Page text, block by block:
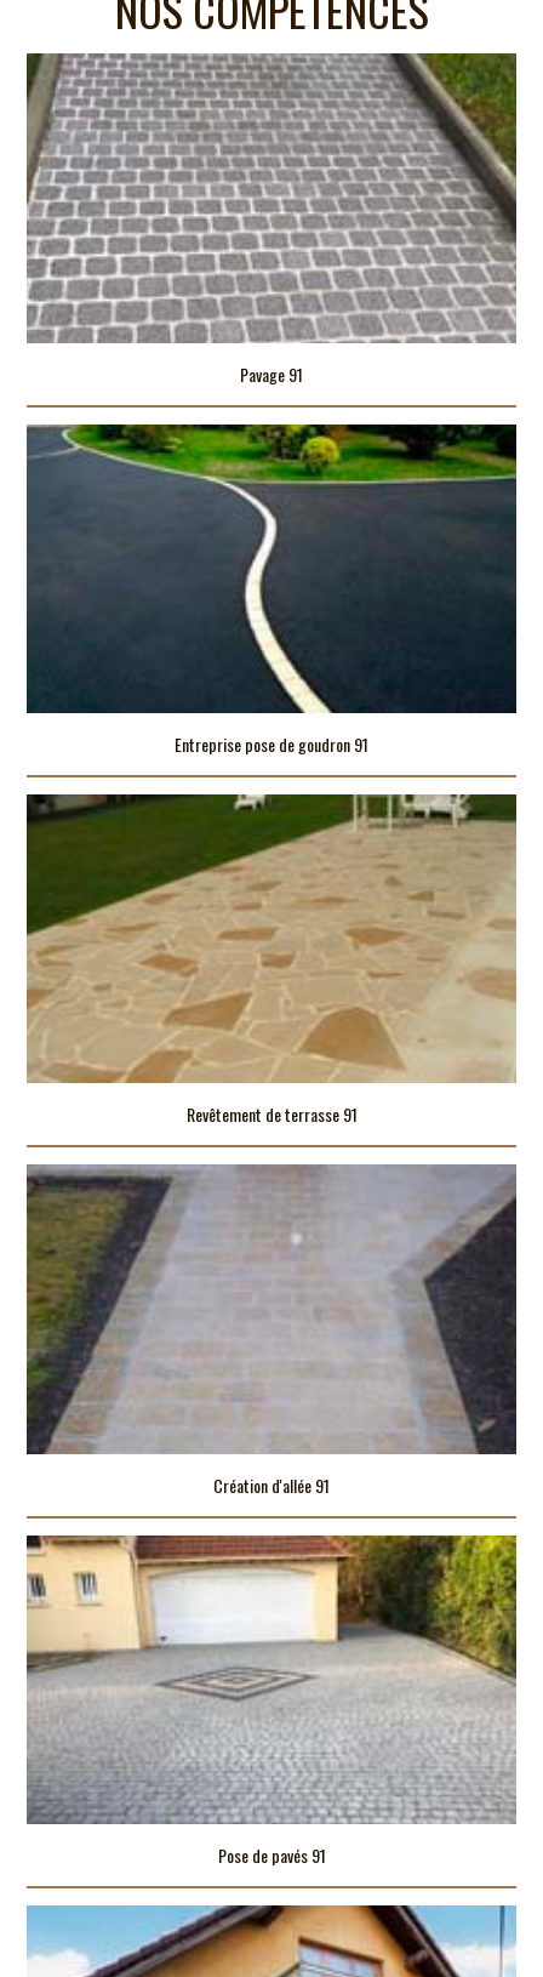
Pavage 91
Entreprise pose de goudron 91
Revêtement de terrasse 91
Création d'allée 91
Pose de pavés 91